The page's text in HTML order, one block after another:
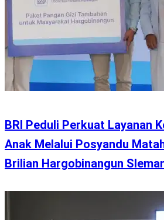
BRI Peduli Perkuat Layanan
Anak Melalui Posyandu
Brilian Hargobinangun